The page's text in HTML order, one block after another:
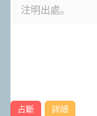
注明出處。
占斷 詳細